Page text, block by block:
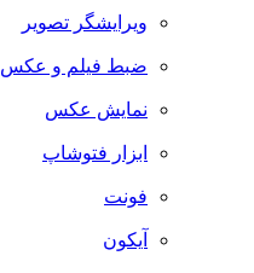
ویرایشگر تصویر
ضبط فيلم و عكس
نمایش عکس
ابزار فتوشاپ
فونت
آیکون